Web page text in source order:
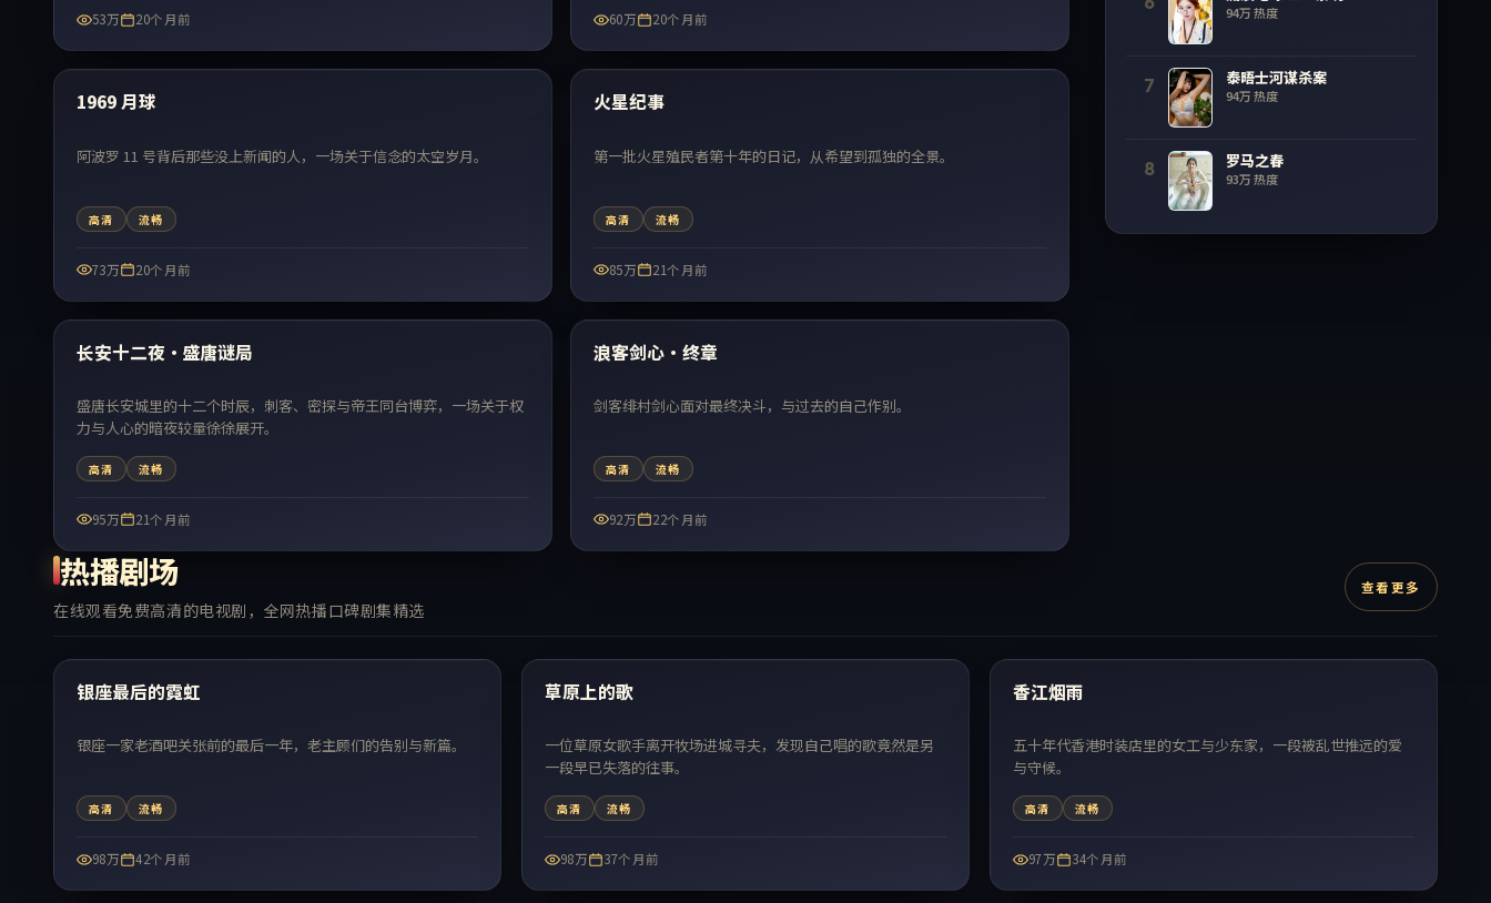
53万 20个月前 60万 20个月前
最新
1969 月球
阿波罗 11 号背后那些没上新闻的人，一场关于信念的太空岁月。
高清 流畅
73万 20个月前
最新
火星纪事
第一批火星殖民者第十年的日记，从希望到孤独的全景。
高清 流畅
85万 21个月前
最新
长安十二夜·盛唐谜局
盛唐长安城里的十二个时辰，刺客、密探与帝王同台博弈，一场关于权
力与人心的暗夜较量徐徐展开。
高清 流畅
95万 21个月前
最新
浪客剑心·终章
剑客绯村剑心面对最终决斗，与过去的自己作别。
高清 流畅
92万 22个月前
94万热度
7 泰晤士河谋杀案
94万热度
8 罗马之春
93万热度
热播剧场
在线观看免费高清的电视剧，全网热播口碑剧集精选
查看更多
热门
银座最后的霓虹
银座一家老酒吧关张前的最后一年，老主顾们的告别与新篇。
高清 流畅
98万 42个月前
热门
草原上的歌
一位草原女歌手离开牧场进城寻夫，发现自己唱的歌竟然是另
一段早已失落的往事。
高清 流畅
98万 37个月前
热门
香江烟雨
五十年代香港时装店里的女工与少东家，一段被乱世推远的爱
与守候。
高清 流畅
97万 34个月前